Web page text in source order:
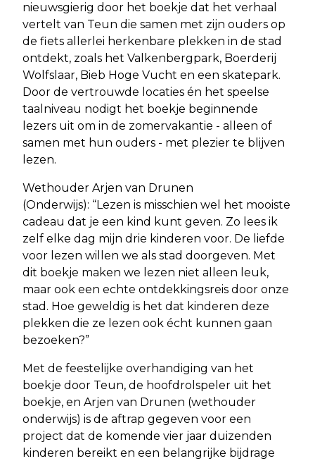
nieuwsgierig door het boekje dat het verhaal
vertelt van Teun die samen met zijn ouders op
de fiets allerlei herkenbare plekken in de stad
ontdekt, zoals het Valkenbergpark, Boerderij
Wolfslaar, Bieb Hoge Vucht en een skatepark.
Door de vertrouwde locaties én het speelse
taalniveau nodigt het boekje beginnende
lezers uit om in de zomervakantie - alleen of
samen met hun ouders - met plezier te blijven
lezen.
Wethouder Arjen van Drunen
(Onderwijs): “Lezen is misschien wel het mooiste
cadeau dat je een kind kunt geven. Zo lees ik
zelf elke dag mijn drie kinderen voor. De liefde
voor lezen willen we als stad doorgeven. Met
dit boekje maken we lezen niet alleen leuk,
maar ook een echte ontdekkingsreis door onze
stad. Hoe geweldig is het dat kinderen deze
plekken die ze lezen ook écht kunnen gaan
bezoeken?”
Met de feestelijke overhandiging van het
boekje door Teun, de hoofdrolspeler uit het
boekje, en Arjen van Drunen (wethouder
onderwijs) is de aftrap gegeven voor een
project dat de komende vier jaar duizenden
kinderen bereikt en een belangrijke bijdrage